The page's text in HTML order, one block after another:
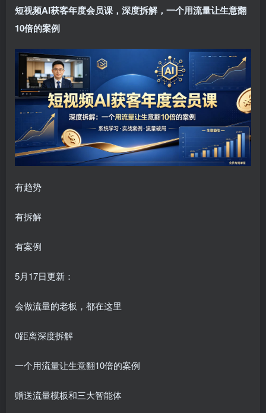
短视频AI获客年度会员课，深度拆解，一个用流量让生意翻
10倍的案例
有趋势
有拆解
有案例
5月17日更新：
会做流量的老板，都在这里
0距离深度拆解
一个用流量让生意翻10倍的案例
赠送流量模板和三大智能体